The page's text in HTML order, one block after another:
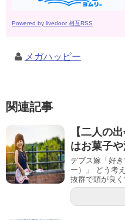
Powered by livedoor 相互RSS
メガハッピー
関連記事
【二人の
はお菓子
デブス嫁「好
ー）」 どう考
抜群で頭が良